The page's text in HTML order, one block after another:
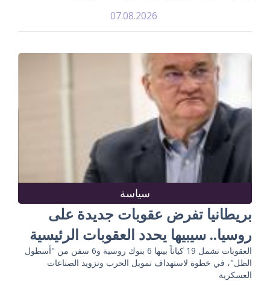
07.08.2026
سياسة
بريطانيا تفرض عقوبات جديدة على
روسيا.. سيبيها يحدد العقوبات الرئيسية
العقوبات تشمل 19 كياناً بينها 6 بنوك روسية و6 سفن من "أسطول
الظل"، في خطوة لاستهداف تمويل الحرب وتزويد الصناعات
العسكرية